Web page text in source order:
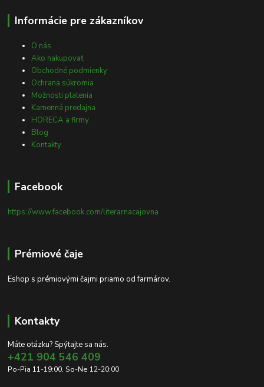
Informácie pre zákazníkov
O nás
Ako nakupovať
Obchodné podmienky
Ochrana súkromia
Možnosti platenia
Kamenná predajna
HORECA a firmy
Blog
Kontakty
Facebook
https://www.facebook.com/literarnacajovna
Prémiové čaje
Eshop s prémiovými čajmi priamo od farmárov.
Kontakty
Máte otázku? Spýtajte sa nás.
+421 904 546 409
Po-Pia 11-19:00, So-Ne 12-20:00